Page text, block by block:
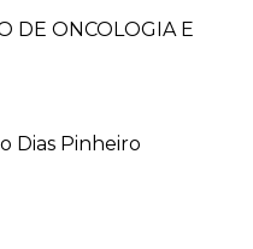
DE ONCOLOGIA E
Dias Pinheiro